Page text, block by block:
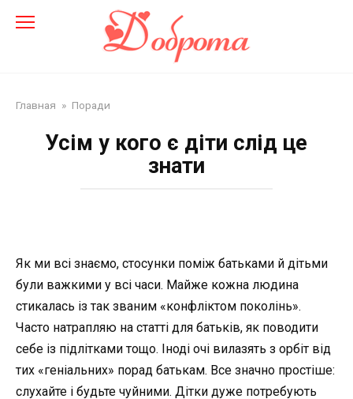
Главная » Поради
Усім у кого є діти слід це
знати
Як ми всі знаємо, стосунки поміж батьками й дітьми
були важкими у всі часи. Майже кожна людина
стикалась із так званим «конфліктом поколінь».
Часто натрапляю на статті для батьків, як поводити
себе із підлітками тощо. Іноді очі вилазять з орбіт від
тих «геніальних» порад батькам. Все значно простіше:
слухайте і будьте чуйними. Дітки дуже потребують